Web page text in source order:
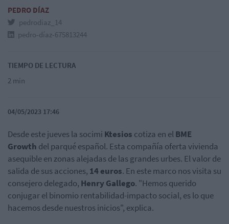
PEDRO DÍAZ
pedrodiaz_14
pedro-díaz-675813244
TIEMPO DE LECTURA
2 min
04/05/2023 17:46
Desde este jueves la socimi Ktesios cotiza en elBME
Growth del parqué español. Esta compañía oferta vivienda
asequible en zonas alejadas de las grandes urbes. El valor de
salida de sus acciones, 14 euros. En este marco nos visita su
consejero delegado, Henry Gallego. "Hemos querido
conjugar el binomio rentabilidad-impacto social, es lo que
hacemos desde nuestros inicios", explica.